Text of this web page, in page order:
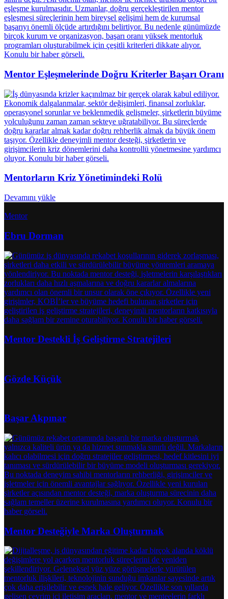
Mentor Eşleşmelerinde Doğru Kriterler Başarı Oranı
Mentorların Kriz Yönetimindeki Rolü
Devamını yükle
Mentor
Ebru Dorman
Mentor Destekli İş Geliştirme Stratejileri
Gözde Küçük
Başar Akpınar
Mentor Desteğiyle Marka Oluşturmak